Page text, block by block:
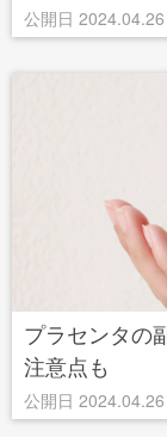
公開日 2024.04.26
プラセンタの
注意点も
公開日 2024.04.26